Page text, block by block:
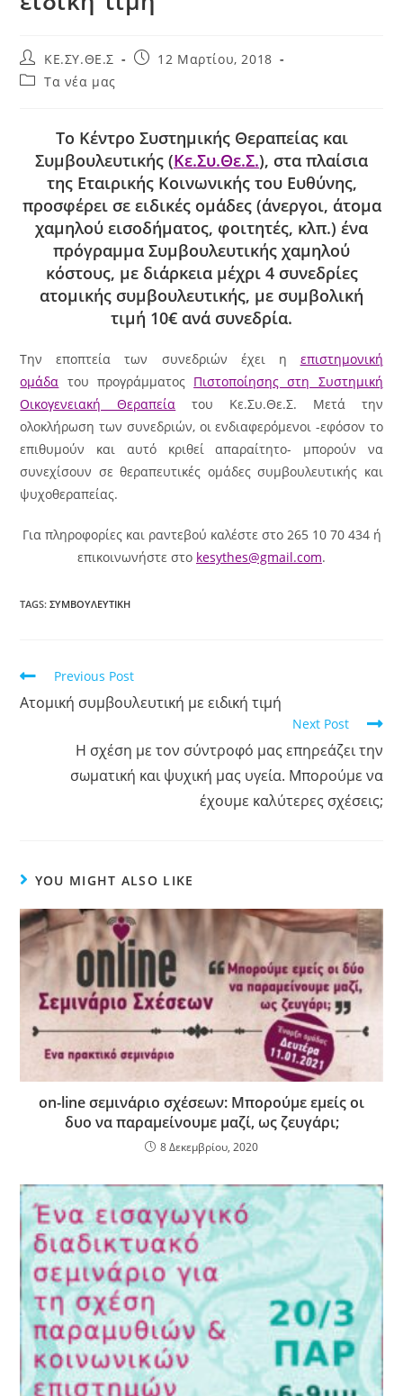
KE.ΣΥ.ΘΕ.Σ
12 Μαρτίου, 2018
Τα νέα μας
Το Κέντρο Συστημικής Θεραπείας και
Συμβουλευτικής (Κε.Συ.Θε.Σ.), στα πλαίσια
της Εταιρικής Κοινωνικής του Ευθύνης,
προσφέρει σε ειδικές ομάδες (άνεργοι, άτομα
χαμηλού εισοδήματος, φοιτητές, κλπ.) ένα
πρόγραμμα Συμβουλευτικής χαμηλού
κόστους, με διάρκεια μέχρι 4 συνεδρίες
ατομικής συμβουλευτικής, με συμβολική
τιμή 10€ ανά συνεδρία.
Την εποπτεία των συνεδριών έχει η επιστημονική
ομάδα του προγράμματος Πιστοποίησης στη Συστημική
Οικογενειακή Θεραπεία
του Κε.Συ.Θε.Σ. Μετά την
ολοκλήρωση των συνεδριών, οι ενδιαφερόμενοι -εφόσον το
επιθυμούν και αυτό κριθεί απαραίτητο- μπορούν να
συνεχίσουν σε θεραπευτικές ομάδες συμβουλευτικής και
ψυχοθεραπείας.
Για πληροφορίες και ραντεβού καλέστε στο 265 10 70 434 ή
επικοινωνήστε στο kesythes@gmail.com.
TAGS:ΣΥΜΒΟΥΛΕΥΤΙΚΗ
Previous Post
Ατομική συμβουλευτική με ειδική τιμή
Next Post
Η σχέση με τον σύντροφό μας επηρεάζει την
σωματική και ψυχική μας υγεία. Μπορούμε να
έχουμε καλύτερες σχέσεις;
YOU MIGHT ALSO LIKE
on-line σεμινάριο σχέσεων: Μπορούμε εμείς οι
δυο να παραμείνουμε μαζί, ως ζευγάρι;
8 Δεκεμβρίου, 2020